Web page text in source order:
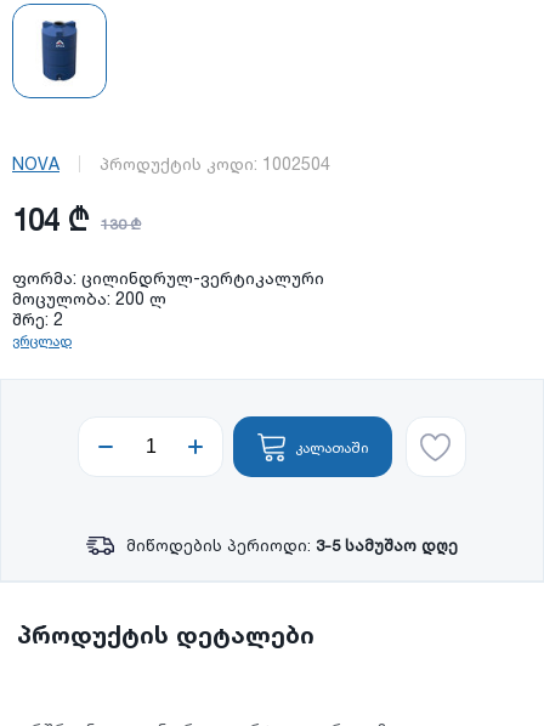
NOVA პროდუქტის კოდი: 1002504
104 ₾ 130 ₾
ფორმა: ცილინდრულ-ვერტიკალური
მოცულობა: 200 ლ
შრე: 2
ვრცლად
კალათაში
მიწოდების პერიოდი: 3-5 სამუშაო დღე
პროდუქტის დეტალები